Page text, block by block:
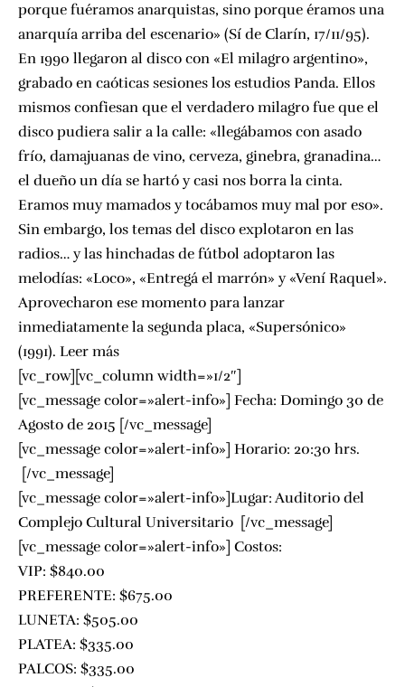
porque fuéramos anarquistas, sino porque éramos una
anarquía arriba del escenario» (Sí de Clarín, 17/11/95).
En 1990 llegaron al disco con «El milagro argentino»,
grabado en caóticas sesiones los estudios Panda. Ellos
mismos confiesan que el verdadero milagro fue que el
disco pudiera salir a la calle: «llegábamos con asado
frío, damajuanas de vino, cerveza, ginebra, granadina…
el dueño un día se hartó y casi nos borra la cinta.
Eramos muy mamados y tocábamos muy mal por eso».
Sin embargo, los temas del disco explotaron en las
radios… y las hinchadas de fútbol adoptaron las
melodías: «Loco», «Entregá el marrón» y «Vení Raquel».
Aprovecharon ese momento para lanzar
inmediatamente la segunda placa, «Supersónico»
(1991). Leer más
[vc_row][vc_column width=»1/2″]
[vc_message color=»alert-info»] Fecha: Domingo 30 de
Agosto de 2015 [/vc_message]
[vc_message color=»alert-info»] Horario: 20:30 hrs.
[/vc_message]
[vc_message color=»alert-info»]Lugar: Auditorio del
Complejo Cultural Universitario [/vc_message]
[vc_message color=»alert-info»] Costos:
VIP: $840.00
PREFERENTE: $675.00
LUNETA: $505.00
PLATEA: $335.00
PALCOS: $335.00